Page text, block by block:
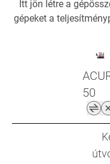
Itt jön létre a
gépeket a
50